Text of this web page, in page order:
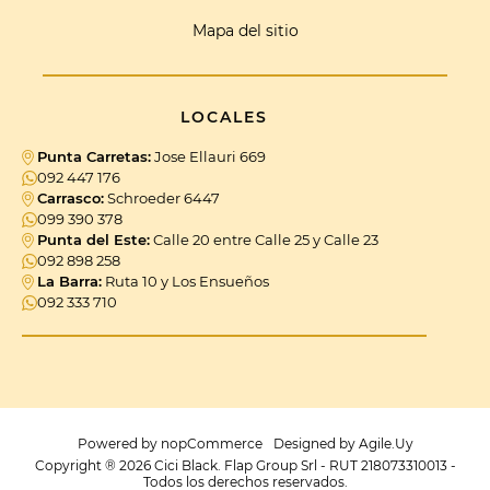
Mapa del sitio
LOCALES
Punta Carretas:Jose Ellauri 669
092 447 176
Carrasco:Schroeder 6447
099 390 378
Punta del Este:Calle 20 entre Calle 25 y Calle 23
092 898 258
La Barra: Ruta 10 y Los Ensueños
092 333 710
Powered by nopCommerce Designed by Agile.Uy
Copyright ® 2026 Cici Black. Flap Group Srl - RUT 218073310013 -
Todos los derechos reservados.